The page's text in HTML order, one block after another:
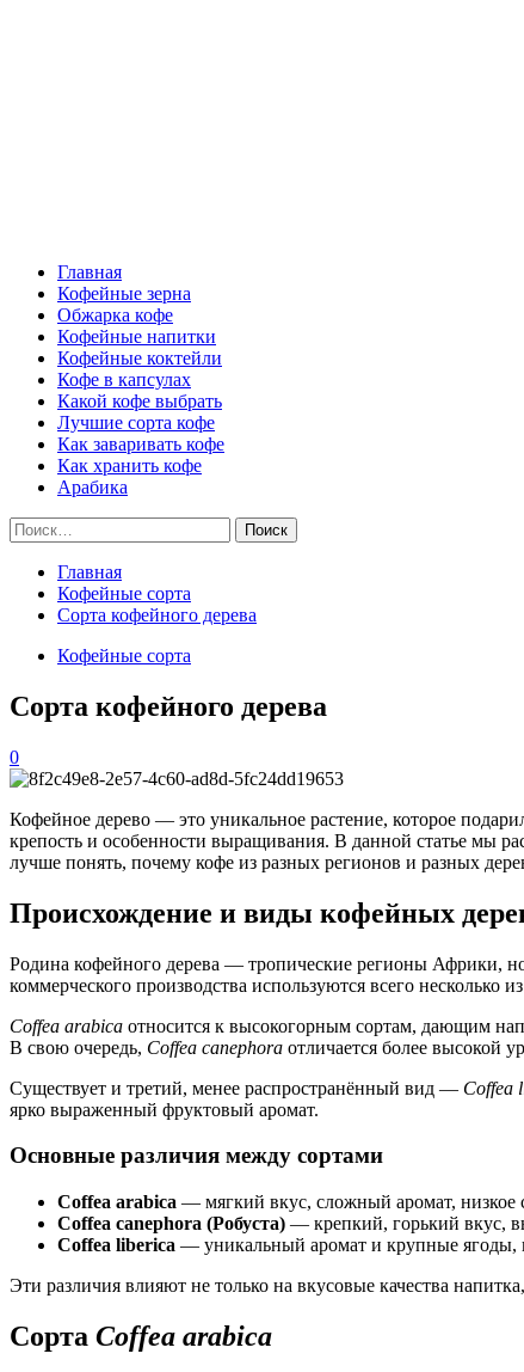
Главная
Кофейные зерна
Обжарка кофе
Кофейные напитки
Кофейные коктейли
Кофе в капсулах
Какой кофе выбрать
Лучшие сорта кофе
Как заваривать кофе
Как хранить кофе
Арабика
Найти:
Главная
Кофейные сорта
Сорта кофейного дерева
Кофейные сорта
Сорта кофейного дерева
0
Кофейное дерево — это уникальное растение, которое
крепость и особенности выращивания. В данной статье мы
лучше понять, почему кофе из разных регионов и разных
Происхождение и виды кофейных
Родина кофейного дерева — тропические регионы Африки,
коммерческого производства используются всего
Coffea arabica относится к высокогорным сортам, дающим
В свою очередь, Coffea canephora отличается более высокой
Существует и третий, менее распространённый вид — Coffea
ярко выраженный фруктовый аромат.
Основные различия между сортами
Coffea arabica — мягкий вкус, сложный аромат, низкое
Coffea canephora (Робуста) — крепкий, горький вкус,
Coffea liberica — уникальный аромат и крупные ягоды,
Эти различия влияют не только на вкусовые качества
Сорта Coffea arabica